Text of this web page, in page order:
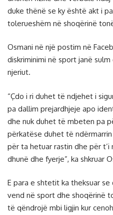
duke thënë se ky është akt i
tolerueshëm në shoqërinë
Osmani në një postim në
diskriminimi në sport janë
njeriut.
“Çdo i ri duhet të ndjehet i
pa dallim prejardhjeje apo
dhe nuk duhet të mbeten pa
përkatëse duhet të
për ta hetuar rastin dhe për
dhunë dhe fyerje”, ka shkruar
E para e shtetit ka theksuar se
vend në sport dhe shoqërinë
të qëndrojë mbi ligjin kur